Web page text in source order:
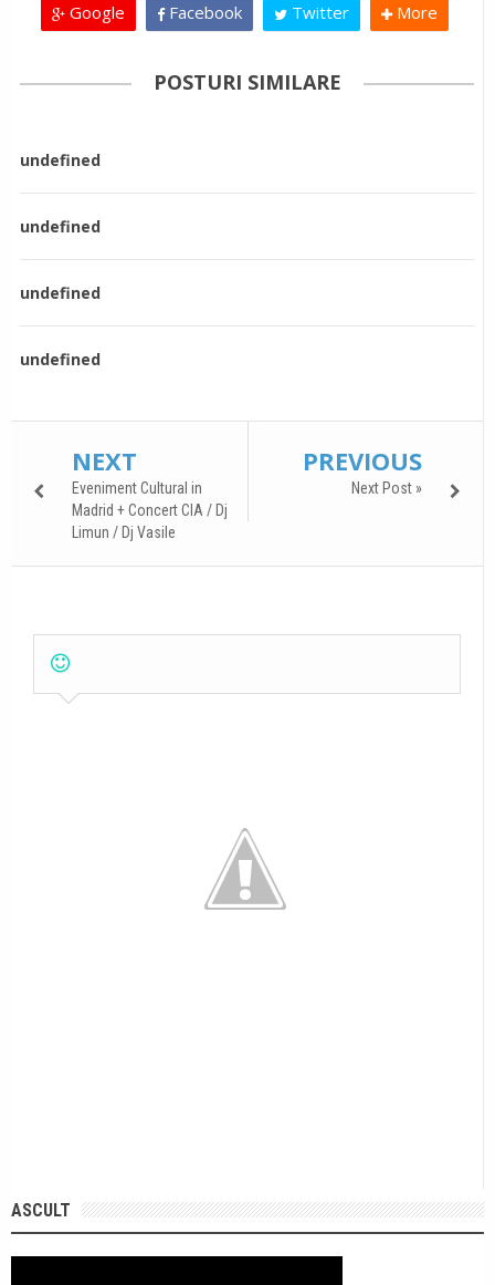
Google Facebook Twitter More
POSTURI SIMILARE
undefined
undefined
undefined
undefined
NEXT
Eveniment Cultural in
Madrid + Concert CIA / Dj
Limun / Dj Vasile
PREVIOUS
Next Post »
ASCULT